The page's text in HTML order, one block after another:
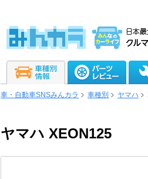
車・自動車SNSみんカラ 車種別 ヤマハ
ヤマハ XEON125